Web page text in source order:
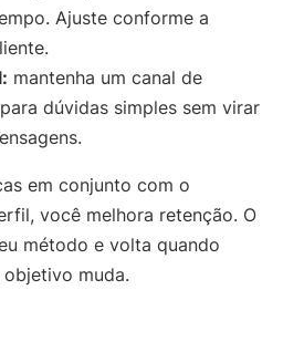
Ajuste conforme a
mantenha um canal de
dúvidas simples sem virar
em conjunto com o
você melhora retenção. O
método e volta quando
muda.